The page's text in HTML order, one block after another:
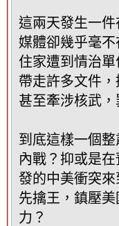
這兩天發生一
媒體卻幾乎毫
住家遭到情治單
帶走許多文件，
甚至牽涉核武，
到底這樣一個
內戰？抑或是
發的中美衝突
先擒王，鎮壓
力？